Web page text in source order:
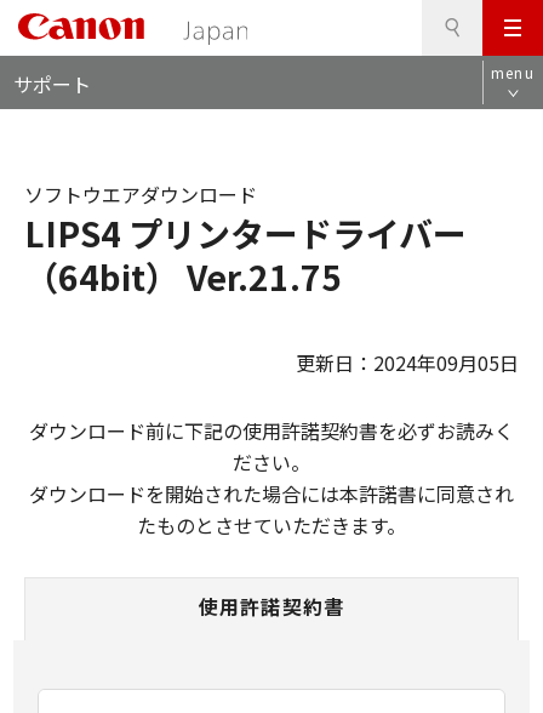
メ
ニ
ュ
サポート menu
LIPS4 プリンタードライバー
（64bit） Ver.21.75
ソフトウエアダウンロード
更新日：2024年09月05日
ダウンロード前に下記の使用許諾契約書を必ずお読みく
ださい。
ダウンロードを開始された場合には本許諾書に同意され
たものとさせていただきます。
使用許諾契約書